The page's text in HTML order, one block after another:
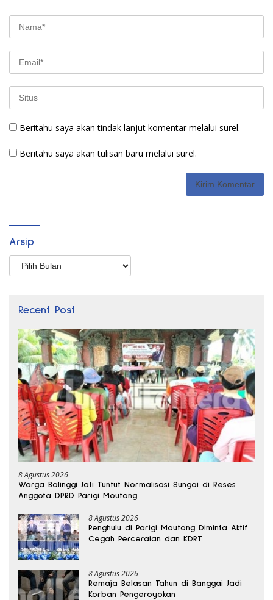
Beritahu saya akan tindak lanjut komentar melalui surel.
Beritahu saya akan tulisan baru melalui surel.
Arsip
Arsip
Recent Post
8 Agustus 2026
Warga Balinggi Jati Tuntut Normalisasi Sungai di Reses
Anggota DPRD Parigi Moutong
8 Agustus 2026
Penghulu di Parigi Moutong Diminta Aktif
Cegah Perceraian dan KDRT
8 Agustus 2026
Remaja Belasan Tahun di Banggai Jadi
Korban Pengeroyokan